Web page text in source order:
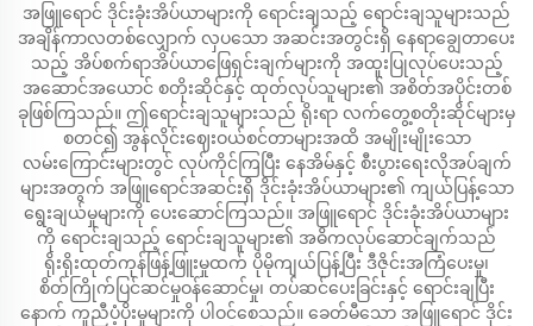
အဖြူရောင် ဒိုင်းခုံးအိပ်ယာများကို ရောင်းချသည့် ရောင်းချသူများသည်
အချိန်ကာလတစ်လျှောက် လှပသော အဆင်းအတွင်းရှိ နေရာချွေတာပေး
သည့် အိပ်စက်ရာအိပ်ယာဖြေရှင်းချက်များကို အထူးပြုလုပ်ပေးသည့်
အဆောင်အယောင် စတိုးဆိုင်နှင့် ထုတ်လုပ်သူများ၏ အစိတ်အပိုင်းတစ်
ခုဖြစ်ကြသည်။ ဤရောင်းချသူများသည် ရိုးရာ လက်တွေ့စတိုးဆိုင်များမှ
စတင်၍ အွန်လိုင်းဈေးဝယ်စင်တာများအထိ အမျိုးမျိုးသော
လမ်းကြောင်းများတွင် လုပ်ကိုင်ကြပြီး နေအိမ်နှင့် စီးပွားရေးလိုအပ်ချက်
များအတွက် အဖြူရောင်အဆင်းရှိ ဒိုင်းခုံးအိပ်ယာများ၏ ကျယ်ပြန့်သော
ရွေးချယ်မှုများကို ပေးဆောင်ကြသည်။ အဖြူရောင် ဒိုင်းခုံးအိပ်ယာများ
ကို ရောင်းချသည့် ရောင်းချသူများ၏ အဓိကလုပ်ဆောင်ချက်သည်
ရိုးရိုးထုတ်ကုန်ဖြန့်ဖြူးမှုထက် ပိုမိုကျယ်ပြန့်ပြီး ဒီဇိုင်းအကြံပေးမှု၊
စိတ်ကြိုက်ပြင်ဆင်မှုဝန်ဆောင်မှု၊ တပ်ဆင်ပေးခြင်းနှင့် ရောင်းချပြီး
နောက် ကူညီပံ့ပိုးမှုများကို ပါဝင်စေသည်။ ခေတ်မီသော အဖြူရောင် ဒိုင်း